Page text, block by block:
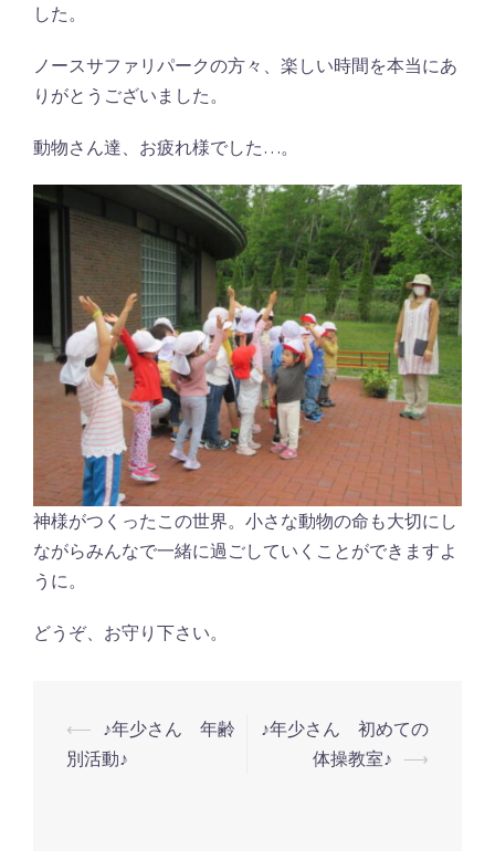
した。
ノースサファリパークの方々、楽しい時間を本当にあ
りがとうございました。
動物さん達、お疲れ様でした…。
神様がつくったこの世界。小さな動物の命も大切にし
ながらみんなで一緒に過ごしていくことができますよ
うに。
どうぞ、お守り下さい。
投
稿
⟵ ♪年少さん 年齢
別活動♪
♪年少さん 初めての
体操教室♪ ⟶